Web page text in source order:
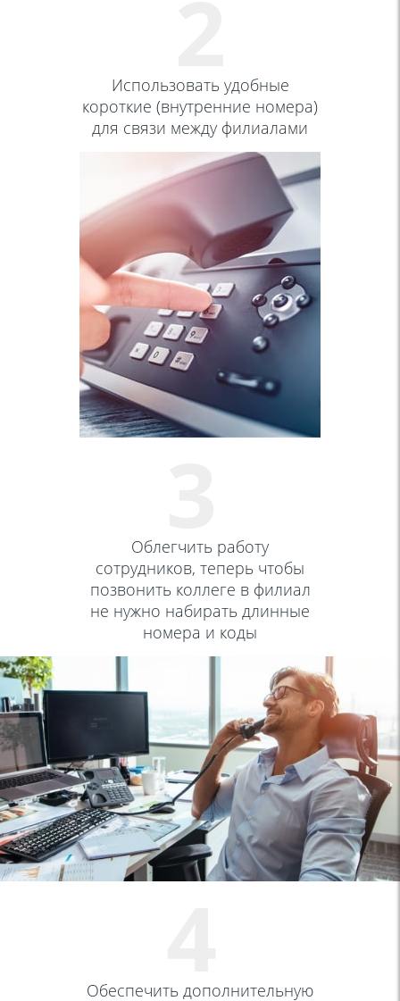
Использовать удобные
короткие (внутренние номера)
для связи между филиалами
Облегчить работу
сотрудников, теперь чтобы
позвонить коллеге в филиал
не нужно набирать длинные
номера и коды
Обеспечить дополнительную